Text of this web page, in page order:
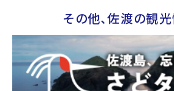
その他、佐渡の観